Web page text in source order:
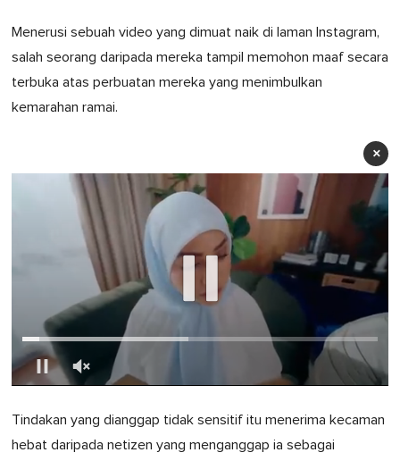
Menerusi sebuah video yang dimuat naik di laman Instagram,
salah seorang daripada mereka tampil memohon maaf secara
terbuka atas perbuatan mereka yang menimbulkan
kemarahan ramai.
×
1
0
Tindakan yang dianggap tidak sensitif itu menerima kecaman
hebat daripada netizen yang menganggap ia sebagai